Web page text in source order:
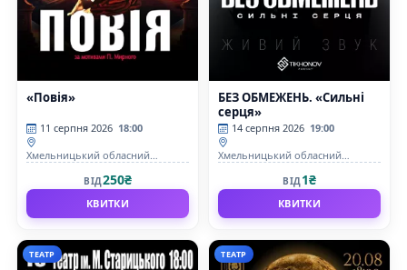
«Повія»
11 серпня 2026 18:00
Хмельницький обласний
М. Старицького
ВІД250₴
КВИТКИ
БЕЗ ОБМЕЖЕНЬ. «Сильні
серця»
14 серпня 2026 19:00
Хмельницький обласний
М. Старицького
ВІД1₴
КВИТКИ
ТЕАТР ТЕАТР